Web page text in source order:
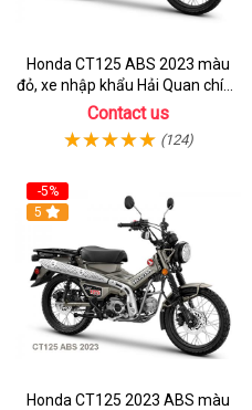
Honda CT125 ABS 2023 màu
đỏ, xe nhập khẩu Hải Quan chính
ngạch
Contact us
(124)
-5%
5
Honda CT125 2023 ABS màu